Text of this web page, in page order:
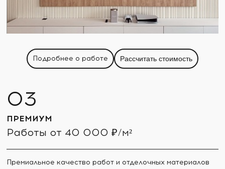
Подробнее о работе Рассчитать стоимость
ПРЕМИУМ
Работы от 40 000 ₽/м²
Премиальное качество работ и отделочных материалов